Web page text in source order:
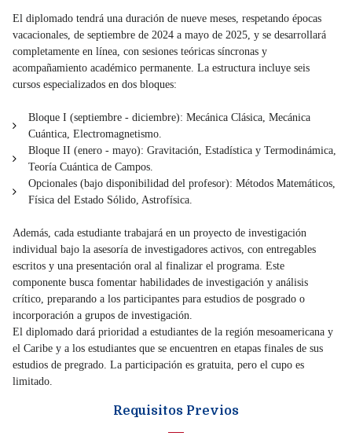
El diplomado tendrá una duración de nueve meses, respetando épocas
vacacionales, de septiembre de 2024 a mayo de 2025, y se desarrollará
completamente en línea, con sesiones teóricas síncronas y
acompañamiento académico permanente. La estructura incluye seis
cursos especializados en dos bloques:
Bloque I (septiembre - diciembre): Mecánica Clásica, Mecánica
Cuántica, Electromagnetismo.
Bloque II (enero - mayo): Gravitación, Estadística y Termodinámica,
Teoría Cuántica de Campos.
Opcionales (bajo disponibilidad del profesor): Métodos Matemáticos,
Física del Estado Sólido, Astrofísica.
Además, cada estudiante trabajará en un proyecto de investigación
individual bajo la asesoría de investigadores activos, con entregables
escritos y una presentación oral al finalizar el programa. Este
componente busca fomentar habilidades de investigación y análisis
crítico, preparando a los participantes para estudios de posgrado o
incorporación a grupos de investigación.
El diplomado dará prioridad a estudiantes de la región mesoamericana y
el Caribe y a los estudiantes que se encuentren en etapas finales de sus
estudios de pregrado. La participación es gratuita, pero el cupo es
limitado.
Requisitos Previos